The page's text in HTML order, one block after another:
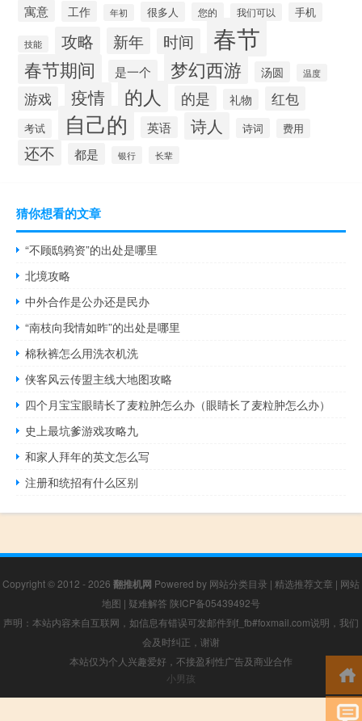
寓意 工作 年初 很多人 您的 我们可以 手机
技能 攻略 新年 时间 春节
春节期间 是一个 梦幻西游 汤圆 温度
游戏 疫情 的人 的是 礼物 红包
考试 自己的 英语 诗人 诗词 费用
还不 都是 银行 长辈
猜你想看的文章
“不顾鸱鸦资”的出处是哪里
北境攻略
中外合作是公办还是民办
“南枝向我情如昨”的出处是哪里
棉秋裤怎么用洗衣机洗
侠客风云传盟主线大地图攻略
四个月宝宝眼睛长了麦粒肿怎么办（眼睛长了麦粒肿怎么办）
史上最坑爹游戏攻略九
和家人拜年的英文怎么写
注册和统招有什么区别
Copyright © 2012 - 2026 翻推机网 Powered by 网站分类目录 | 精选推荐文章 | 网站
地图 | 疑难解答 陕ICP备05439492号
声明：本站内容来自互联网，如信息有错误可发邮件到f_fb#foxmail.com说明，我们
会及时纠正，谢谢
本站仅为个人兴趣爱好，不接盈利性广告及商业合作
小男孩